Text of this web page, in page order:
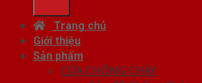
Trang chủ
Giới thiệu
Sản phẩm
CỬA CHỐNG CHÁY